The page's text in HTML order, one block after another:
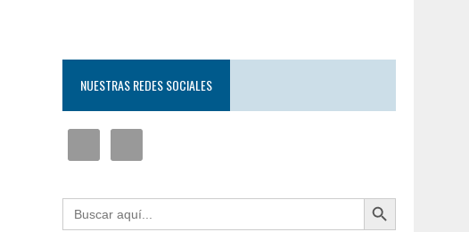
NUESTRAS REDES SOCIALES
Buscar: Botón de búsqueda